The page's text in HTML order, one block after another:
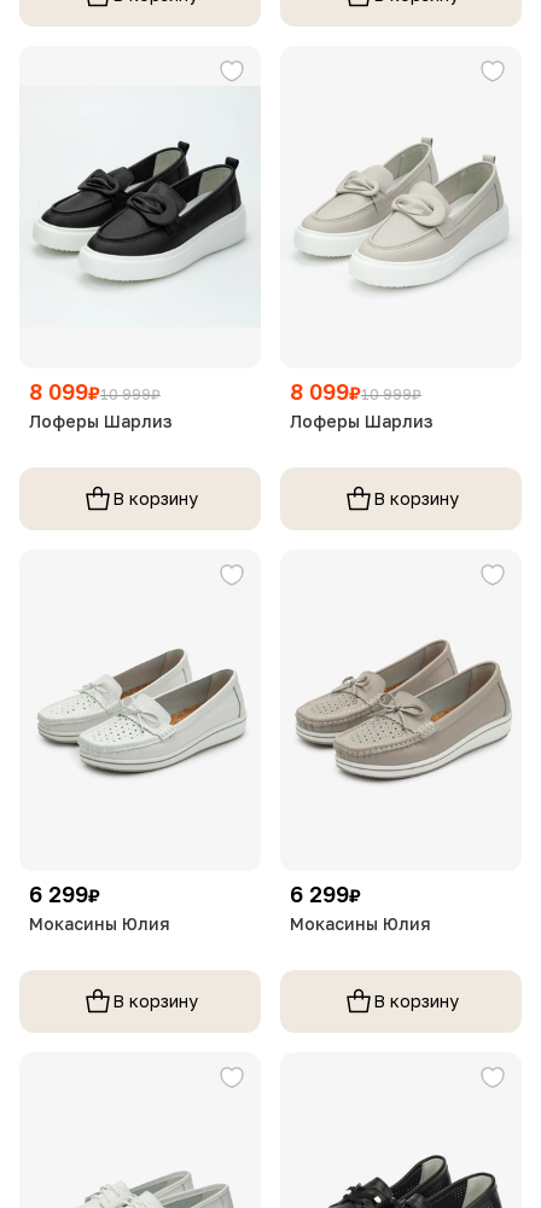
8 099₽10 999₽
Лоферы Шарлиз
В корзину
8 099₽10 999₽
Лоферы Шарлиз
В корзину
6 299₽
Мокасины Юлия
В корзину
6 299₽
Мокасины Юлия
В корзину